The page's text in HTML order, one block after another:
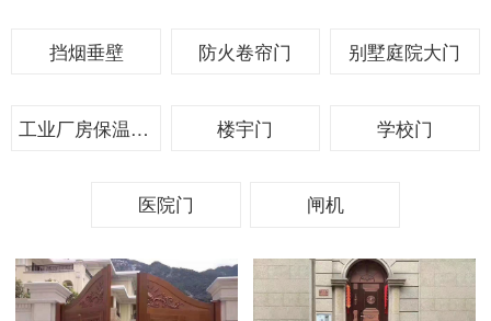
挡烟垂壁 防火卷帘门 别墅庭院大门
工业厂房保温平开门 楼宇门 学校门
医院门 闸机